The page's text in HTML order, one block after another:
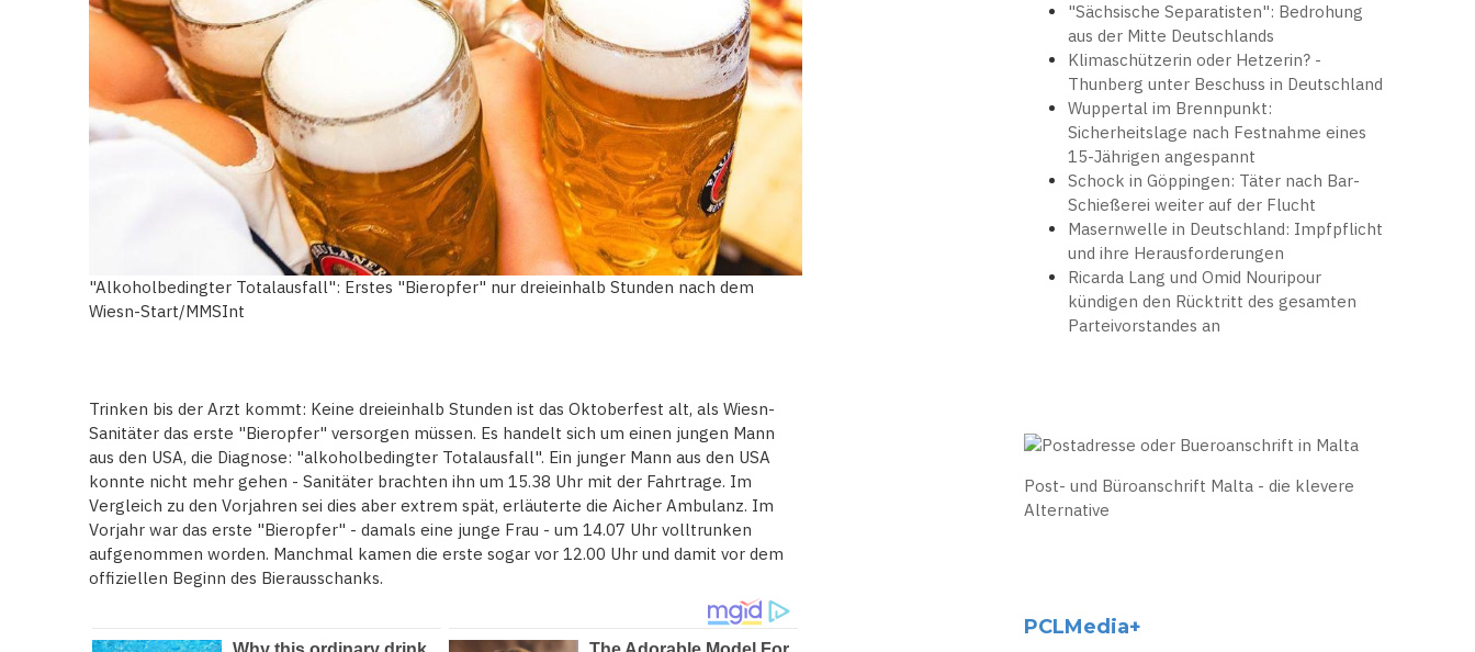
"Alkoholbedingter Totalausfall": Erstes "Bieropfer" nur dreieinhalb Stunden nach dem
Wiesn-Start/MMSInt
Trinken bis der Arzt kommt: Keine dreieinhalb Stunden ist das Oktoberfest alt, als Wiesn-
Sanitäter das erste "Bieropfer" versorgen müssen. Es handelt sich um einen jungen Mann
aus den USA, die Diagnose: "alkoholbedingter Totalausfall". Ein junger Mann aus den USA
konnte nicht mehr gehen - Sanitäter brachten ihn um 15.38 Uhr mit der Fahrtrage. Im
Vergleich zu den Vorjahren sei dies aber extrem spät, erläuterte die Aicher Ambulanz. Im
Vorjahr war das erste "Bieropfer" - damals eine junge Frau - um 14.07 Uhr volltrunken
aufgenommen worden. Manchmal kamen die erste sogar vor 12.00 Uhr und damit vor dem
offiziellen Beginn des Bierausschanks.
"Sächsische Separatisten": Bedrohung
aus der Mitte Deutschlands
Klimaschützerin oder Hetzerin? -
Thunberg unter Beschuss in Deutschland
Wuppertal im Brennpunkt:
Sicherheitslage nach Festnahme eines
15-Jährigen angespannt
Schock in Göppingen: Täter nach Bar-
Schießerei weiter auf der Flucht
Masernwelle in Deutschland: Impfpflicht
und ihre Herausforderungen
Ricarda Lang und Omid Nouripour
kündigen den Rücktritt des gesamten
Parteivorstandes an
Post- und Büroanschrift Malta - die klevere
Alternative
PCLMedia+